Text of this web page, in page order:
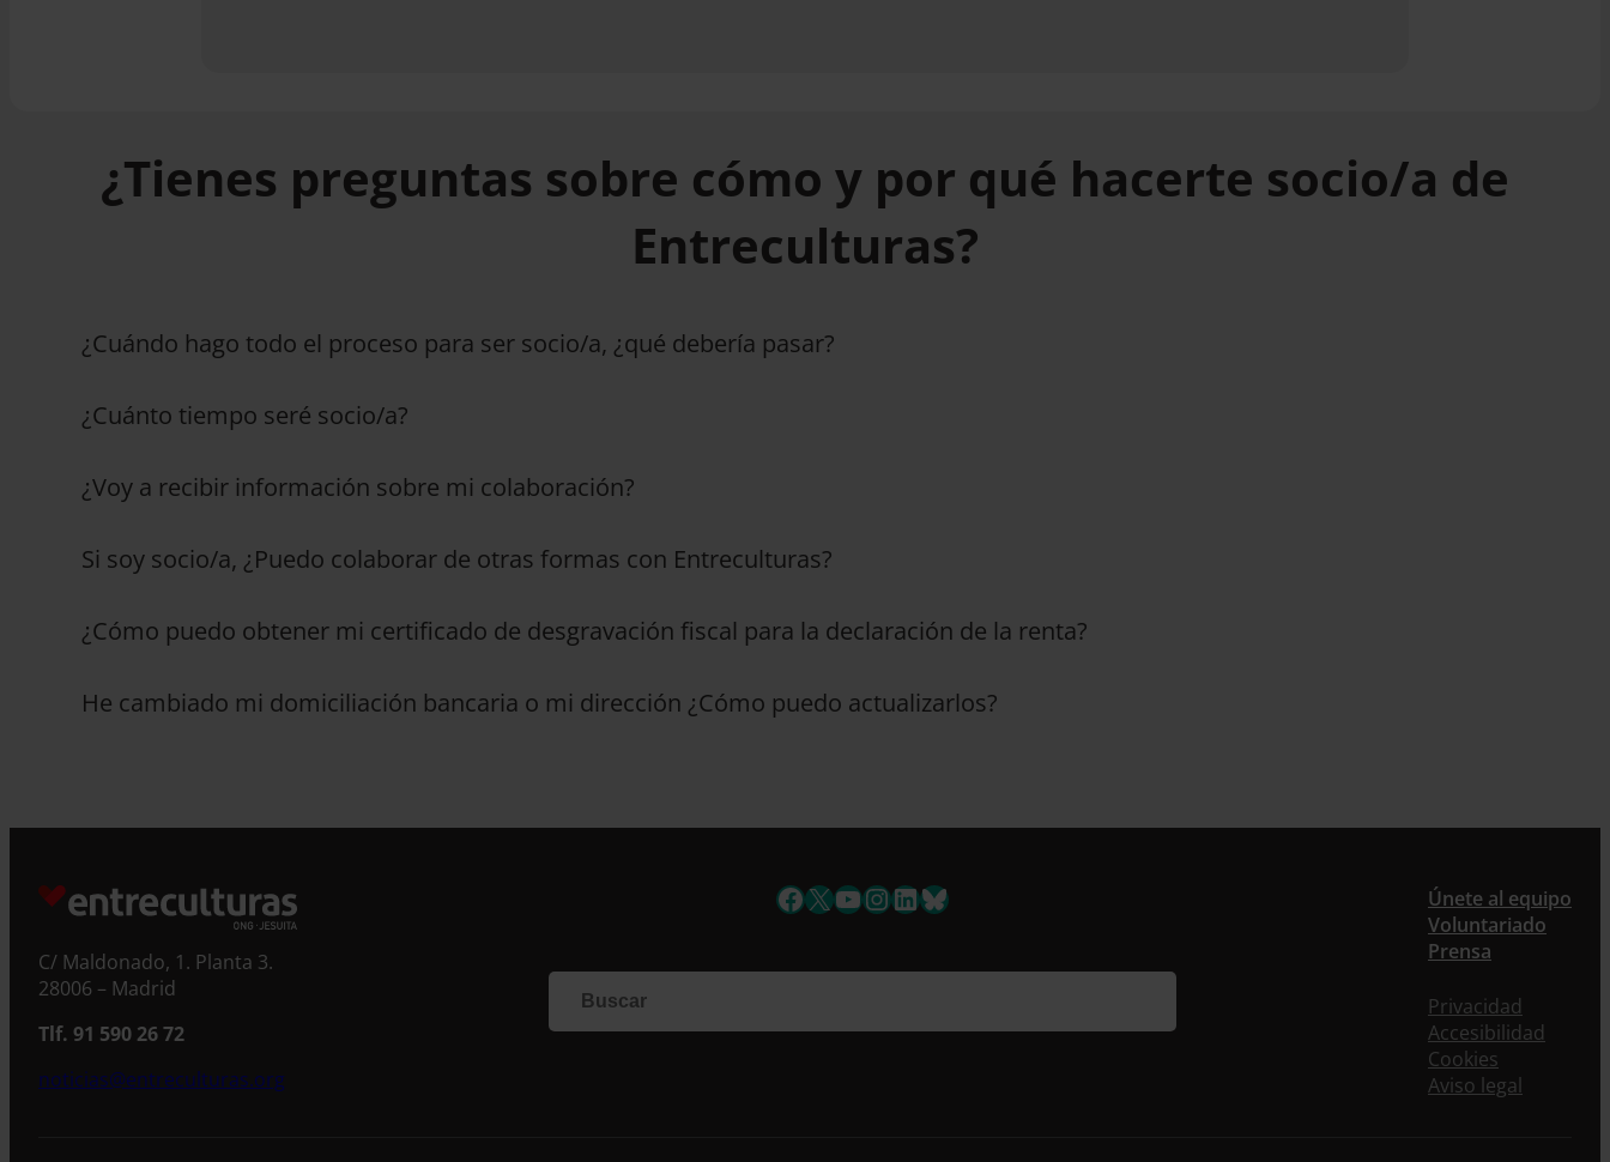
¿Tienes preguntas sobre cómo y por qué hacerte socio/a de
Entreculturas?
¿Cuándo hago todo el proceso para ser socio/a, ¿qué debería pasar?
¿Cuánto tiempo seré socio/a?
¿Voy a recibir información sobre mi colaboración?
Si soy socio/a, ¿Puedo colaborar de otras formas con Entreculturas?
¿Cómo puedo obtener mi certificado de desgravación fiscal para la declaración de la renta?
He cambiado mi domiciliación bancaria o mi dirección ¿Cómo puedo actualizarlos?
C/ Maldonado, 1. Planta 3.
28006 – Madrid
Tlf. 91 590 26 72
noticias@entreculturas.org
Facebook
X YouTube
Instagram
LinkedIn
Bluesky
Únete al equipo
Voluntariado
Prensa
Privacidad
Accesibilidad
Cookies
Aviso legal